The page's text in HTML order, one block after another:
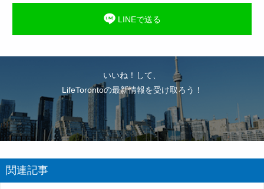
LINEで送る
いいね！して、
LifeTorontoの最新情報を受け取ろう！
関連記事